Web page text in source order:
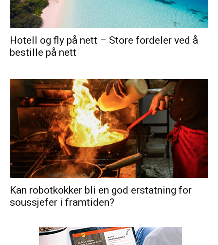
Hotell og fly på nett – Store fordeler ved å
bestille på nett
Kan robotkokker bli en god erstatning for
soussjefer i framtiden?